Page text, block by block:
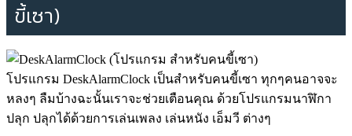
ขี้เซา)
โปรแกรม DeskAlarmClock เป็นสำหรับคนขี้เซา ทุกๆคนอาจจะ
หลงๆ ลืมบ้างฉะนั้นเราจะช่วยเตือนคุณ ด้วยโปรแกรมนาฬิกา
ปลุก ปลุกได้ด้วยการเล่นเพลง เล่นหนัง เอ็มวี ต่างๆ